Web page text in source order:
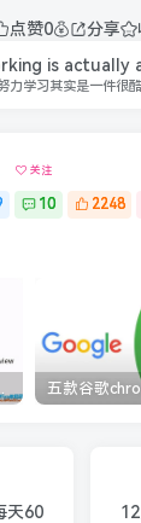
点赞0 分享
is actually
力学习其实是一件很
关注
10 2248
天60